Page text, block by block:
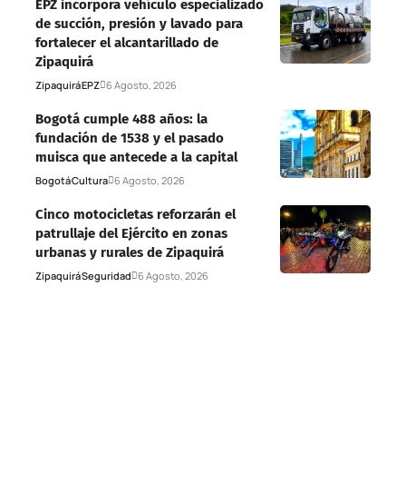
EPZ incorpora vehículo especializado
de succión, presión y lavado para
fortalecer el alcantarillado de
Zipaquirá
ZipaquiráEPZ 6 Agosto, 2026
Bogotá cumple 488 años: la
fundación de 1538 y el pasado
muisca que antecede a la capital
BogotáCultura 6 Agosto, 2026
Cinco motocicletas reforzarán el
patrullaje del Ejército en zonas
urbanas y rurales de Zipaquirá
ZipaquiráSeguridad 6 Agosto, 2026